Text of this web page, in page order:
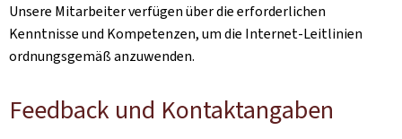
Unsere Mitarbeiter verfügen über die erforderlichen
Kenntnisse und Kompetenzen, um die Internet-Leitlinien
ordnungsgemäß anzuwenden.
Feedback und Kontaktangaben